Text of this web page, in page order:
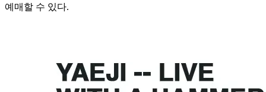
예매할 수 있다.